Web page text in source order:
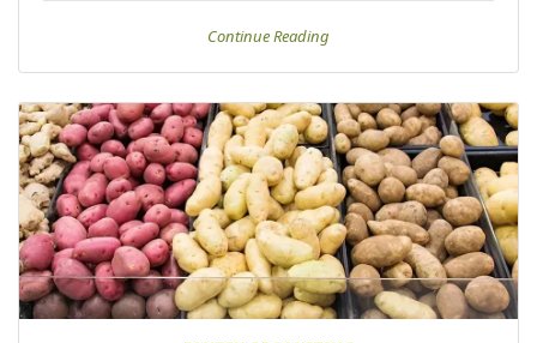
Continue Reading